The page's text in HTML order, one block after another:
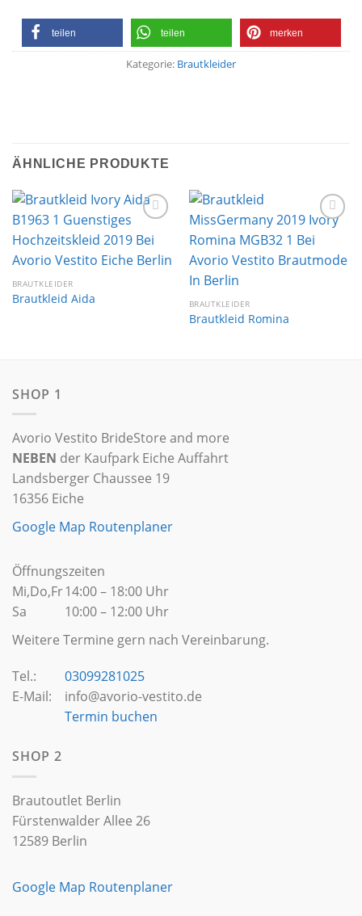
teilen teilen merken
Kategorie: Brautkleider
ÄHNLICHE PRODUKTE
Wunschliste
BRAUTKLEIDER
Brautkleid Aida
Wunschliste
BRAUTKLEIDER
Brautkleid Romina
SHOP 1
Avorio Vestito BrideStore and more
NEBEN der Kaufpark Eiche Auffahrt
Landsberger Chaussee 19
16356 Eiche
Google Map Routenplaner
Öffnungszeiten
Mi,Do,Fr
Sa
14:00 – 18:00 Uhr
10:00 – 12:00 Uhr
Weitere Termine gern nach Vereinbarung.
Tel.:
E-Mail:
03099281025
info@avorio-vestito.de
Termin buchen
SHOP 2
Brautoutlet Berlin
Fürstenwalder Allee 26
12589 Berlin
Google Map Routenplaner